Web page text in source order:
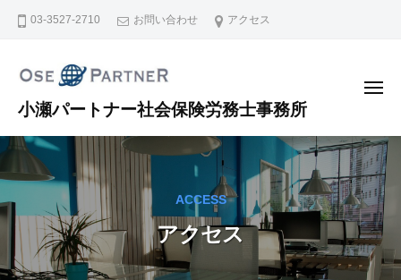
ス
キ
ッ
03-3527-2710 お問い合わせ アクセス
小瀬パートナー社会保険労務士事務所
メ
ACCESS
アクセス